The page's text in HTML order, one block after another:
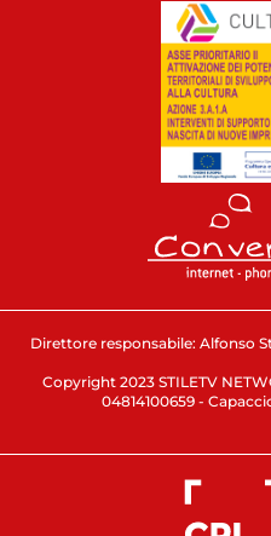
Direttore responsabile: Alfonso
Copyright 2023 STILETV
04814100659 -